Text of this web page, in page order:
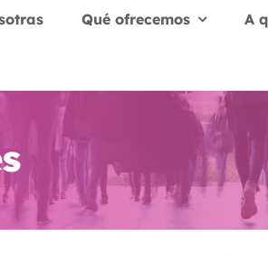
Qué ofrecemos A